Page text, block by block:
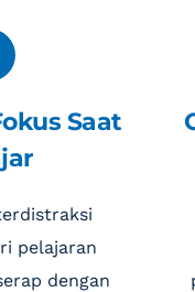
Saat
pelajaran
dengan